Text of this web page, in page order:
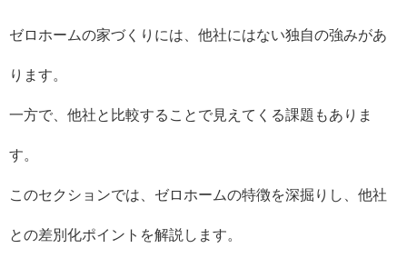
ゼロホームの家づくりには、他社にはない独自の強みがあ
ります。
一方で、他社と比較することで見えてくる課題もありま
す。
このセクションでは、ゼロホームの特徴を深掘りし、他社
との差別化ポイントを解説します。